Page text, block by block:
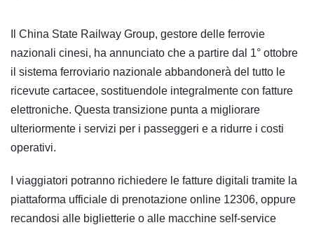
Il China State Railway Group, gestore delle ferrovie
nazionali cinesi, ha annunciato che a partire dal 1° ottobre
il sistema ferroviario nazionale abbandonerà del tutto le
ricevute cartacee, sostituendole integralmente con fatture
elettroniche. Questa transizione punta a migliorare
ulteriormente i servizi per i passeggeri e a ridurre i costi
operativi.
I viaggiatori potranno richiedere le fatture digitali tramite la
piattaforma ufficiale di prenotazione online 12306, oppure
recandosi alle biglietterie o alle macchine self-service